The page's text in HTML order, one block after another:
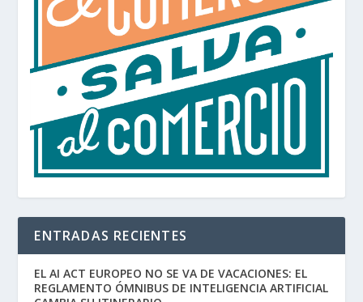
ENTRADAS RECIENTES
EL AI ACT EUROPEO NO SE VA DE VACACIONES: EL
REGLAMENTO ÓMNIBUS DE INTELIGENCIA ARTIFICIAL